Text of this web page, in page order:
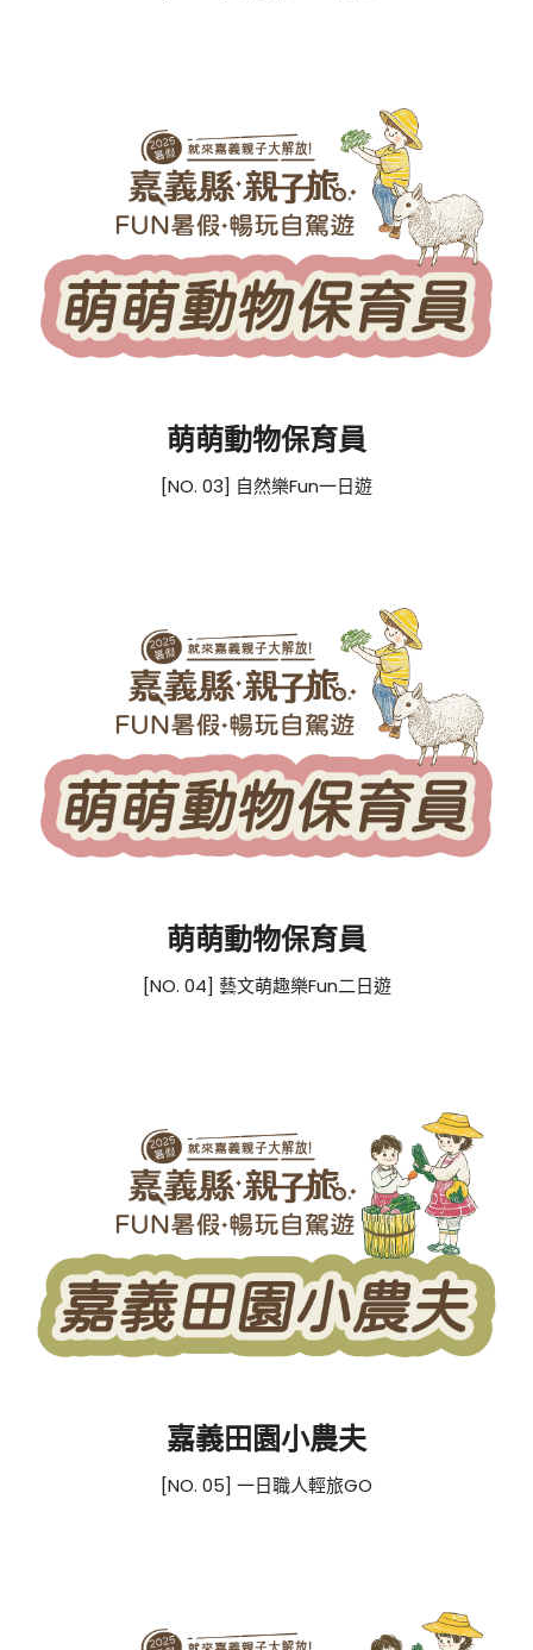
萌萌動物保育員
[NO. 03] 自然樂Fun一日遊
萌萌動物保育員
[NO. 04] 藝文萌趣樂Fun二日遊
嘉義田園小農夫
[NO. 05] 一日職人輕旅GO